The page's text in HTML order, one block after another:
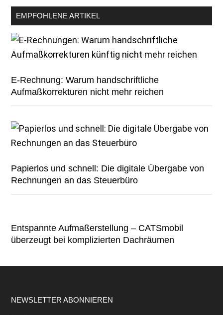
EMPFOHLENE ARTIKEL
E-Rechnung: Warum handschriftliche
Aufmaßkorrekturen nicht mehr reichen
Papierlos und schnell: Die digitale Übergabe von
Rechnungen an das Steuerbüro
Entspannte Aufmaßerstellung – CATSmobil
überzeugt bei komplizierten Dachräumen
Footer
NEWSLETTER ABONNIEREN